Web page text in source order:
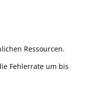
Ressourcen.
Fehlerrate um bis